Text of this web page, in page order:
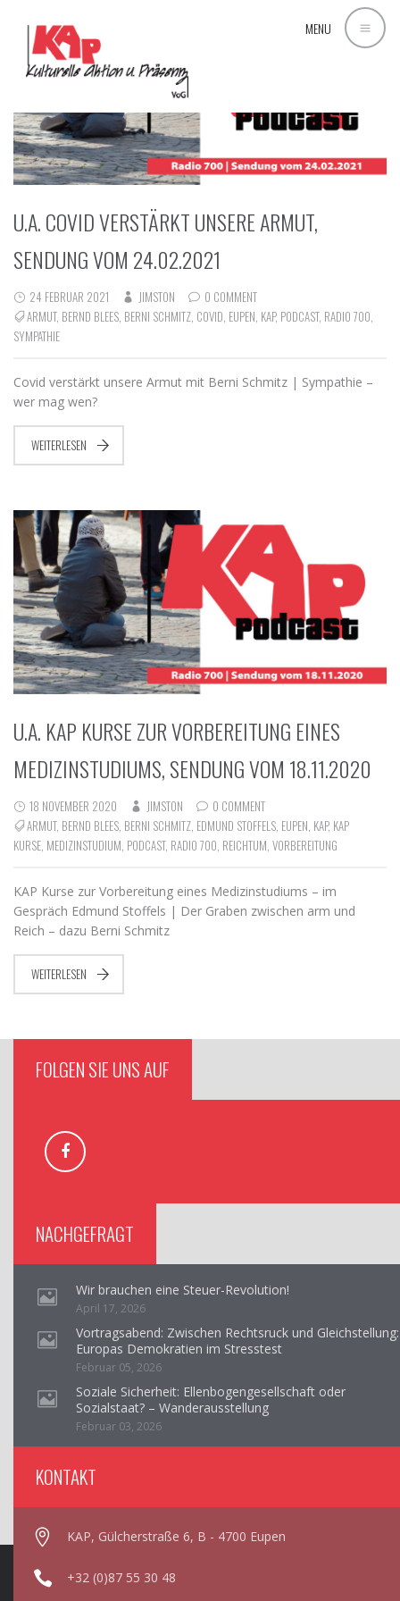
MENU
U.A. COVID VERSTÄRKT UNSERE ARMUT,
SENDUNG VOM 24.02.2021
24 FEBRUAR 2021 JIMSTON
0 COMMENT
ARMUT, BERND BLEES BERNI SCHMITZ COVID EUPEN KAP, PODCAST, RADIO 700
SYMPATHIE
Covid verstärkt unsere Armut mit Berni Schmitz | Sympathie –
wer mag wen?
WEITERLESEN
U.A. KAP KURSE ZUR VORBEREITUNG EINES
MEDIZINSTUDIUMS, SENDUNG VOM 18.11.2020
18 NOVEMBER 2020 JIMSTON
0 COMMENT
ARMUT, BERND BLEES, BERNI SCHMITZ, EDMUND STOFFELS, EUPEN, KAP, KAP
KURSE, MEDIZINSTUDIUM, PODCAST, RADIO 700, REICHTUM, VORBEREITUNG
KAP Kurse zur Vorbereitung eines Medizinstudiums – im
Gespräch Edmund Stoffels | Der Graben zwischen arm und
Reich – dazu Berni Schmitz
WEITERLESEN
FOLGEN SIE UNS AUF
NACHGEFRAGT
Wir brauchen eine Steuer-Revolution!
April 17, 2026
Vortragsabend: Zwischen Rechtsruck und Gleichstellung:
Europas Demokratien im Stresstest
Februar 05, 2026
Soziale Sicherheit: Ellenbogengesellschaft oder
Sozialstaat? – Wanderausstellung
Februar 03, 2026
KONTAKT
KAP, Gülcherstraße 6, B - 4700 Eupen
+32 (0)87 55 30 48